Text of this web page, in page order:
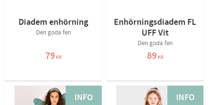
Diadem enhörning
Den goda fen
79KR
Enhörningsdiadem FL
UFF Vit
Den goda fen
89KR
INFO INFO